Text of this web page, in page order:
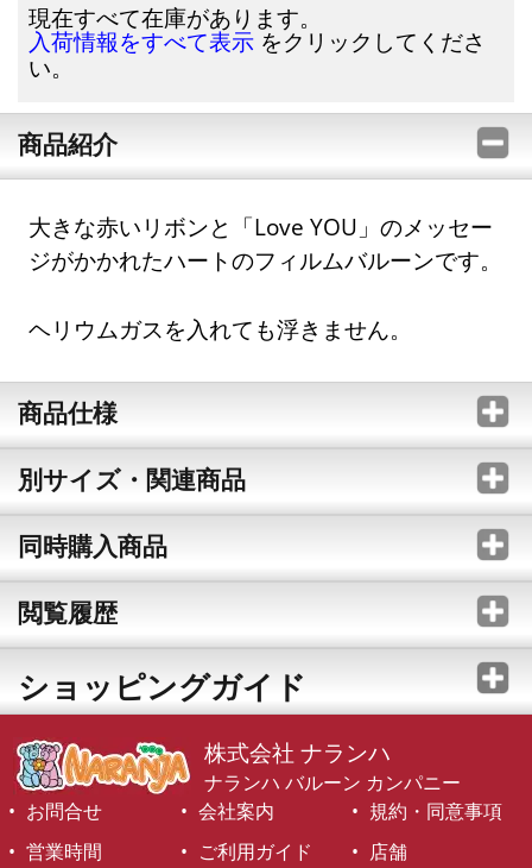
現在すべて在庫があります。
入荷情報をすべて表示 をクリックしてくださ
い。
商品紹介
大きな赤いリボンと「Love YOU」のメッセー
ジがかかれたハートのフィルムバルーンです。
ヘリウムガスを入れても浮きません。
商品仕様
別サイズ・関連商品
同時購入商品
閲覧履歴
ショッピングガイド
株式会社 ナランハ
ナランハ バルーン カンパニー
お問合せ
会社案内
規約・同意事項
営業時間
ご利用ガイド 店舗